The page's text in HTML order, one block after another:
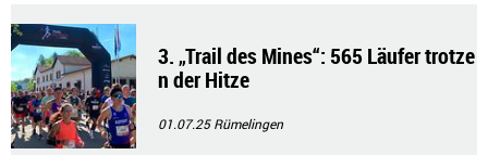
3. „Trail des Mines“: 565 Läufer trotze
n der Hitze
01.07.25Rümelingen